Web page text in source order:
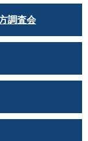
調査会